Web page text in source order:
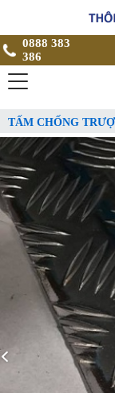
0888 383
386
TẤM CHỐNG